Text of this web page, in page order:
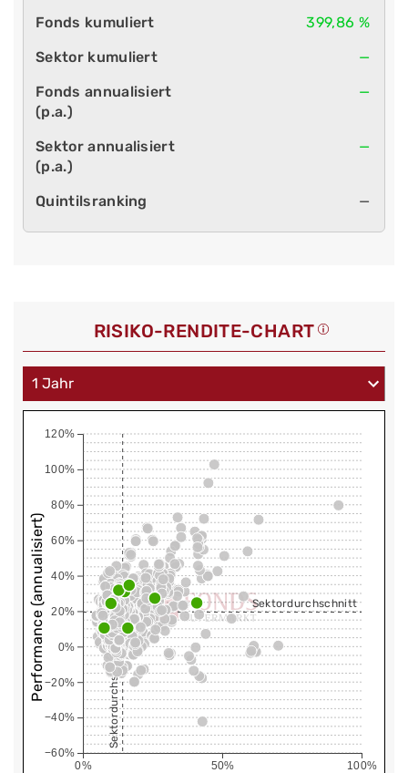
399,86 %
—
—
—
—
RISIKO-RENDITE-CHART
0% 50% 100%
−60%
−40%
−20%
0%
20%
40%
60%
80%
100%
120%
Sektordurchschnitt
Sektordurchschnitt
Performance (annualisiert)